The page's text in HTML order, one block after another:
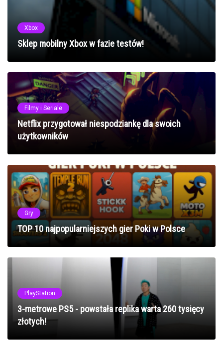
Xbox
Sklep mobilny Xbox w fazie testów!
Filmy i Seriale
Netflix przygotował niespodziankę dla swoich
użytkowników
Gry
TOP 10 najpopularniejszych gier Poki w Polsce
PlayStation
3-metrowe PS5 - powstała replika warta 260 tysięcy
złotych!